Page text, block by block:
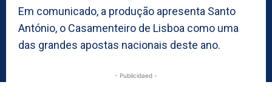
Em comunicado, a produção apresenta Santo
António, o Casamenteiro de Lisboa como uma
das grandes apostas nacionais deste ano.
- Publicidaed -